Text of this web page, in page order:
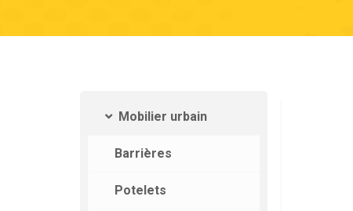
Mobilier urbain
Barrières
Potelets